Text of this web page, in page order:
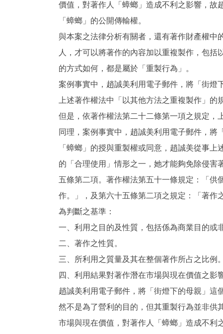
價值，對著作人「蟑螂」造成不利之影響，故
「蟑螂」的公開傳輸權。
與本案之法律分析有關者，還有著作財產權中
人，才可以將著作的內容加以重複製作，包
的方式如何，都是屬於「重製行為」。
案例事實中，趙誠美利用電子郵件，將「街燈
上述著作權法中「以其他方法之重複製作」的
但是，依著作權法第二十二條第一項之規定，
同理，案例事實中，趙誠美利用電子郵件，將
「蟑螂」的授與重製權或同意，趙誠美從事
的「合理使用」情形之一，她才能夠免除侵
五條第二項。著作權法第五十一條規定：「
作。」，及第六十五條第二項之規定：「著作
為判斷之基準：
一、利用之目的及性質，包括係為商業目的或
二、著作之性質。
三、所利用之質量及其在整個著作所占之比例。
四、利用結果對著作潛在市場與現在價值之影
趙誠美利用電子郵件，將「街燈下的母親」
然不是為了營利的目的，但其重製行為並非供
市場與現在價值，對著作人「蟑螂」造成不利